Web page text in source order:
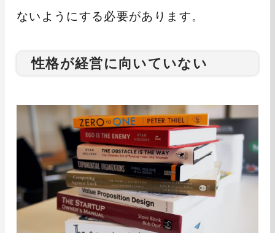
ないようにする必要があります。
性格が経営に向いていない